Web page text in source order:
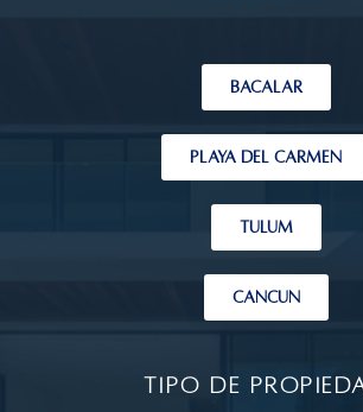
Bacalar
PLAYA DEL CARMEN
TULUM
CANCÚN
Tipo de